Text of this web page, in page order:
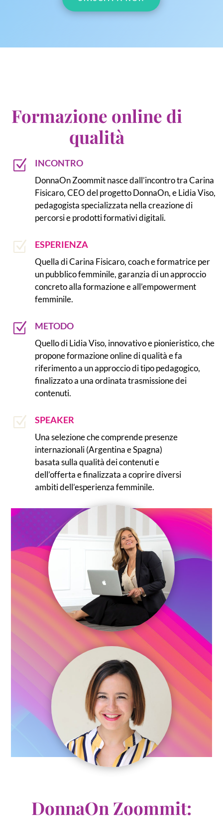
Formazione online di
qualità
Z INCONTRO
DonnaOn Zoommit nasce dall’incontro tra Carina
Fisicaro, CEO del progetto DonnaOn, e Lidia Viso,
pedagogista specializzata nella creazione di
percorsi e prodotti formativi digitali.
Z ESPERIENZA
Quella di Carina Fisicaro, coach e formatrice per
un pubblico femminile, garanzia di un approccio
concreto alla formazione e all’empowerment
femminile.
Z METODO
Quello di Lidia Viso, innovativo e pionieristico, che
propone formazione online di qualità e fa
riferimento a un approccio di tipo pedagogico,
finalizzato a una ordinata trasmissione dei
contenuti.
Z SPEAKER
Una selezione che comprende presenze
internazionali (Argentina e Spagna)
basata sulla qualità dei contenuti e
dell’offerta e finalizzata a coprire diversi
ambiti dell’esperienza femminile.
DonnaOn Zoommit: